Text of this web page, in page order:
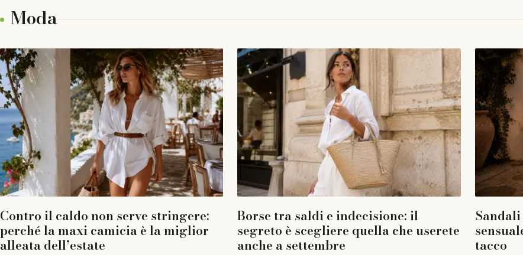
Moda
Contro il caldo non serve stringere:
perché la maxi camicia è la miglior
alleata dell’estate
Borse tra saldi e indecisione: il
segreto è scegliere quella che userete
anche a settembre tacco